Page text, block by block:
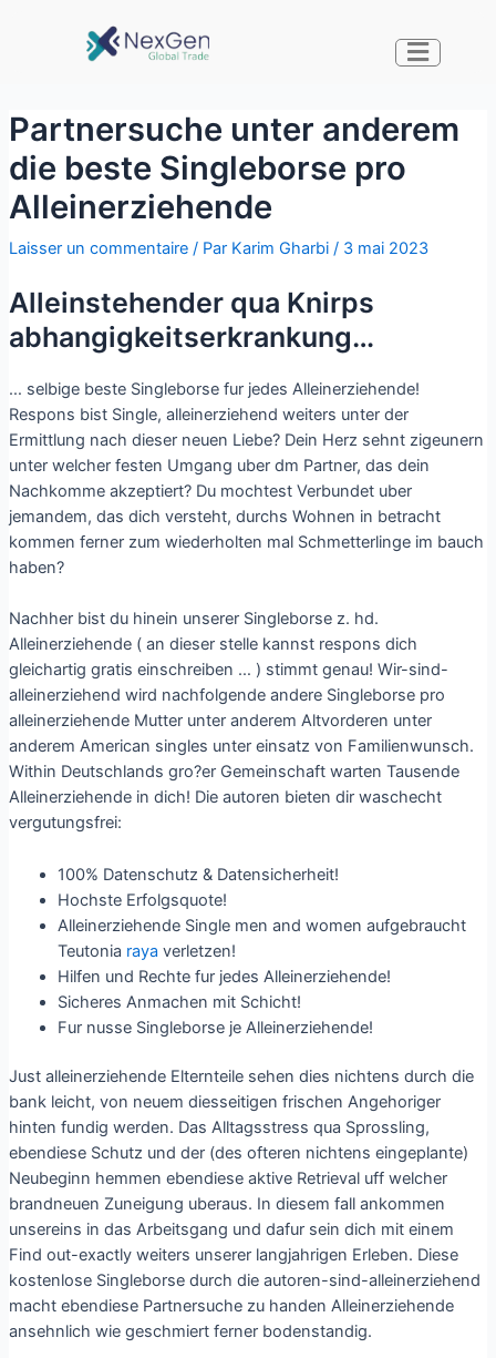
Partnersuche unter anderem
die beste Singleborse pro
Alleinerziehende
Laisser un commentaire / Par Karim Gharbi / 3 mai 2023
Alleinstehender qua Knirps
abhangigkeitserkrankung…
… selbige beste Singleborse fur jedes Alleinerziehende!
Respons bist Single, alleinerziehend weiters unter der
Ermittlung nach dieser neuen Liebe? Dein Herz sehnt zigeunern
unter welcher festen Umgang uber dm Partner, das dein
Nachkomme akzeptiert? Du mochtest Verbundet uber
jemandem, das dich versteht, durchs Wohnen in betracht
kommen ferner zum wiederholten mal Schmetterlinge im bauch
haben?
Nachher bist du hinein unserer Singleborse z. hd.
Alleinerziehende ( an dieser stelle kannst respons dich
gleichartig gratis einschreiben … ) stimmt genau! Wir-sind-
alleinerziehend wird nachfolgende andere Singleborse pro
alleinerziehende Mutter unter anderem Altvorderen unter
anderem American singles unter einsatz von Familienwunsch.
Within Deutschlands gro?er Gemeinschaft warten Tausende
Alleinerziehende in dich! Die autoren bieten dir waschecht
vergutungsfrei:
100% Datenschutz & Datensicherheit!
Hochste Erfolgsquote!
Alleinerziehende Single men and women aufgebraucht
Teutonia raya verletzen!
Hilfen und Rechte fur jedes Alleinerziehende!
Sicheres Anmachen mit Schicht!
Fur nusse Singleborse je Alleinerziehende!
Just alleinerziehende Elternteile sehen dies nichtens durch die
bank leicht, von neuem diesseitigen frischen Angehoriger
hinten fundig werden. Das Alltagsstress qua Sprossling,
ebendiese Schutz und der (des ofteren nichtens eingeplante)
Neubeginn hemmen ebendiese aktive Retrieval uff welcher
brandneuen Zuneigung uberaus. In diesem fall ankommen
unsereins in das Arbeitsgang und dafur sein dich mit einem
Find out-exactly weiters unserer langjahrigen Erleben. Diese
kostenlose Singleborse durch die autoren-sind-alleinerziehend
macht ebendiese Partnersuche zu handen Alleinerziehende
ansehnlich wie geschmiert ferner bodenstandig.